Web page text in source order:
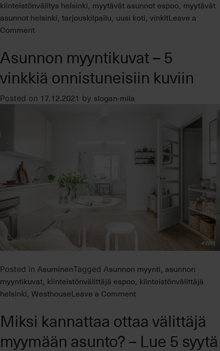
kiinteistönvälitys helsinki, myytävät asunnot espoo, myytävät
asunnot helsinki, tarjouskilpailu, uusi koti, vinkitLeave a
Commenton
menestyä
tarjouskilpailussa?
Asunnon myyntikuvat – 5
vinkkiä onnistuneisiin kuviin
Posted on 17.12.2021 by slogan-miia
Posted in AsuminenTagged Asunnon myynti, asunnon
myyntikuvat, kiinteistönvälittäjä espoo, kiinteistönvälittäjä
helsinki, WesthouseLeave a Commenton
myyntikuvat
–
5
Miksi kannattaa ottaa välittäjä
myymään asunto? – Lue 5 syytä